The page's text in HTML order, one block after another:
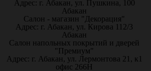
Адрес: г. Абакан, ул. Пушкина, 100
Абакан
Салон - магазин "Декорация"
Адрес: г. Абакан, ул. Кирова 112/3
Абакан
Салон напольных покрытий и дверей
"Премиум"
Адрес: г. Абакан, ул. Лермонтова 21, к1
офис 266Н